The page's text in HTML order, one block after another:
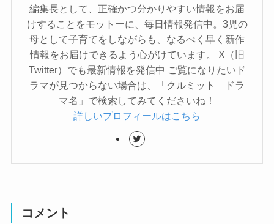
編集長として、正確かつ分かりやすい情報をお届
けすることをモットーに、毎日情報発信中。3児の
母として子育てをしながらも、なるべく早く新作
情報をお届けできるよう心がけています。 X（旧
Twitter）でも最新情報を発信中 ご覧になりたいド
ラマが見つからない場合は、「クルミット ドラ
マ名」で検索してみてくださいね！
詳しいプロフィールはこちら
コメント